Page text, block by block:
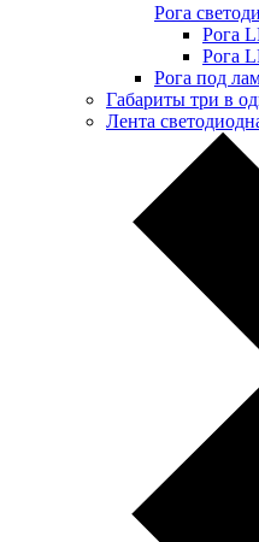
Рога
Рога
Рога
Рога под
Габариты три в
Лента